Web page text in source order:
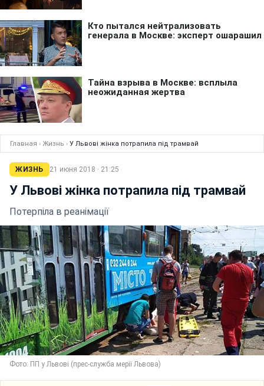
Главная › Жизнь › У Львові жінка потрапила під трамвай
ЖИЗНЬ 21 июня 2018 · 21:25
У Львові жінка потрапила під трамвай
Потерпіла в реанімації
Фото: ПП у Львові (прес-служба мерії Львова)